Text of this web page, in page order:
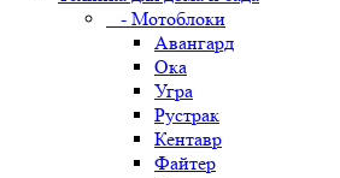
- Мотоблоки
Авангард
Ока
Угра
Рустрак
Кентавр
Файтер